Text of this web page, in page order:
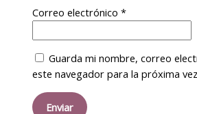
Correo electrónico*
Guarda mi nombre, correo
este navegador para la próxima